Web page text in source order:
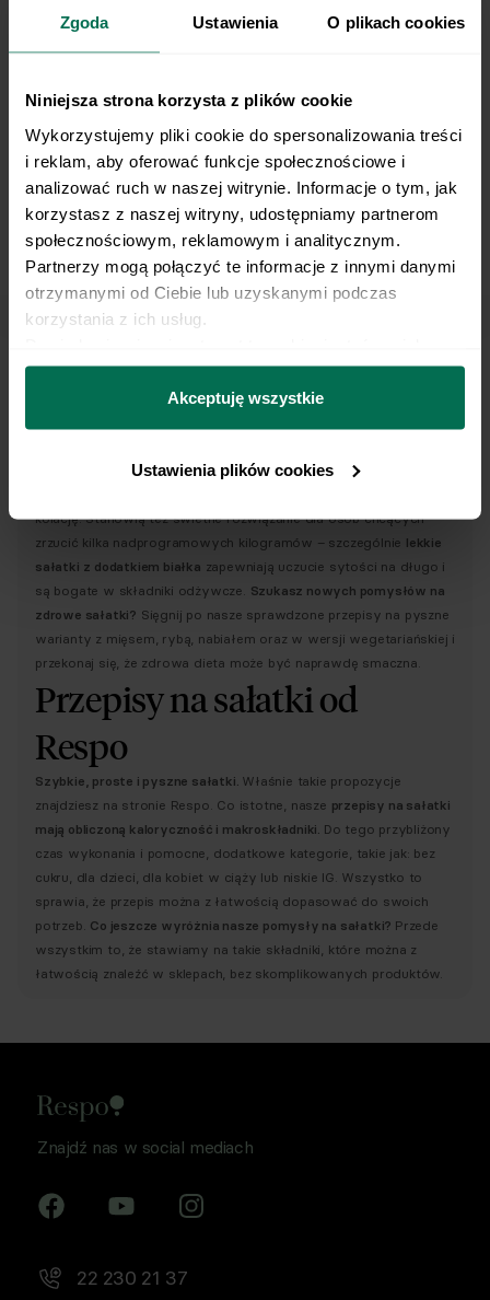
Zgoda Ustawienia O plikach cookies
Niniejsza strona korzysta z plików cookie
Wykorzystujemy pliki cookie do spersonalizowania treści
i reklam, aby oferować funkcje społecznościowe i
analizować ruch w naszej witrynie. Informacje o tym, jak
korzystasz z naszej witryny, udostępniamy partnerom
społecznościowym, reklamowym i analitycznym.
Partnerzy mogą połączyć te informacje z innymi danymi
otrzymanymi od Ciebie lub uzyskanymi podczas
korzystania z ich usług.
można się z nami skontaktować i w jaki sposób
przetwarzamy dane osobowe w ramach
prywatności.
Akceptuję wszystkie
Ustawienia plików cookies
12 lipca 2024 r. (Dz. U. 2024 poz. 1221) w celu
prowadzenia marketingu bezpośredniego drogą
elektroniczną za pośrednictwem wiadomości e‑mail,
Witkowski SK, Respo Wydawnictwo S.C. oraz
Przyjmuję do wiadomości, że przysługuje mi prawo
do wycofania powyższej zgody w każdym czasie.
Zobacz, jak przetwarzamy Twoje dane osobowe.
Zapoznaj się z nasząPolityką prywatnościRespo
Salmon bowl
1 2
co pięknie prezentują się na talerzu. To idealny pomysł na
kolację. Stanowią też świetne rozwiązanie dla osób chcących
zrzucić kilka nadprogramowych kilogramów – szczególnie lekkie
sałatki z dodatkiem białka zapewniają uczucie sytości na długo i
są bogate w składniki odżywcze. Szukasz nowych pomysłów na
zdrowe sałatki? Sięgnij po nasze sprawdzone przepisy na pyszne
warianty z mięsem, rybą, nabiałem oraz w wersji wegetariańskiej i
przekonaj się, że zdrowa dieta może być naprawdę smaczna.
Przepisy na sałatki od
Respo
Szybkie, proste i pyszne sałatki. Właśnie takie propozycje
znajdziesz na stronie Respo. Co istotne, nasze przepisy na sałatki
mają obliczoną kaloryczność i makroskładniki. Do tego przybliżony
czas wykonania i pomocne, dodatkowe kategorie, takie jak: bez
cukru, dla dzieci, dla kobiet w ciąży lub niskie IG. Wszystko to
sprawia, że przepis można z łatwością dopasować do swoich
potrzeb. Co jeszcze wyróżnia nasze pomysły na sałatki? Przede
wszystkim to, że stawiamy na takie składniki, które można z
łatwością znaleźć w sklepach, bez skomplikowanych produktów.
Znajdź nas w social mediach
22 230 21 37